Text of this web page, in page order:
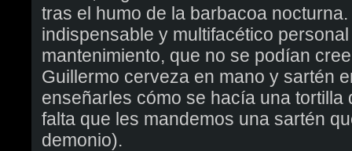
tras el humo de la barbacoa
indispensable y multifacético
mantenimiento, que no se podían
Guillermo cerveza en mano y sartén
enseñarles cómo se hacía una tortilla
falta que les mandemos una sartén
demonio).